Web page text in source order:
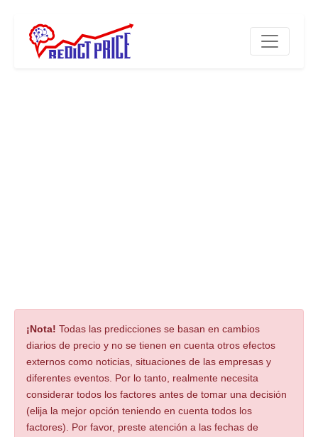
¡Nota! Todas las predicciones se basan en cambios
diarios de precio y no se tienen en cuenta otros efectos
externos como noticias, situaciones de las empresas y
diferentes eventos. Por lo tanto, realmente necesita
considerar todos los factores antes de tomar una decisión
(elija la mejor opción teniendo en cuenta todos los
factores). Por favor, preste atención a las fechas de